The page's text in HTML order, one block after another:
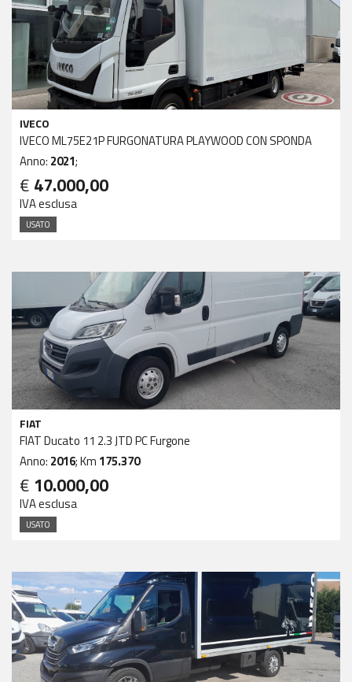
IVECO
IVECO ML75E21P FURGONATURA PLAYWOOD CON SPONDA
Anno: 2021;
€ 47.000,00
IVA esclusa
USATO
FIAT
FIAT Ducato 11 2.3 JTD PC Furgone
Anno: 2016; Km 175.370
€ 10.000,00
IVA esclusa
USATO